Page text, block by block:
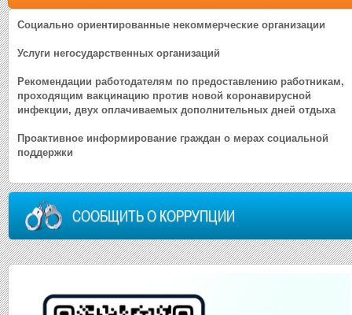
Социально ориентированные некоммерческие организации
Услуги негосударственных организаций
Рекомендации работодателям по предоставлению работникам,
проходящим вакцинацию против новой коронавирусной
инфекции, двух оплачиваемых дополнительных дней отдыха
Проактивное информирование граждан о мерах социальной
поддержки
СООБЩИТЬ О КОРРУПЦИИ